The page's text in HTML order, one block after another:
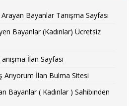
Bayanlar Tanışma Sayfası
Bayanlar (Kadınlar) Ücretsiz
İlan Sayfası
Arıyorum İlan Bulma Sitesi
Bayanlar ( Kadınlar ) Sahibinden